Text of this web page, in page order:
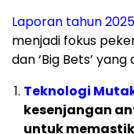
Laporan tahun 2025
menjadi fokus
dan ‘Big Bets’
Teknologi
kesenjangan
untuk